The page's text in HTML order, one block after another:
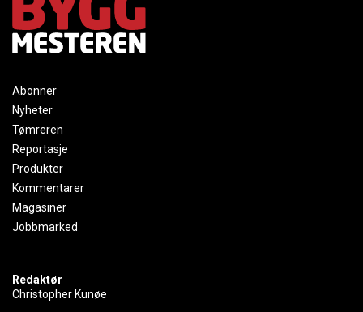
Abonner
Nyheter
Tømreren
Reportasje
Produkter
Kommentarer
Magasiner
Jobbmarked
Redaktør
Christopher Kunøe